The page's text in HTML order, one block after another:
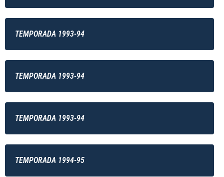
TEMPORADA 1993-94
TEMPORADA 1993-94
TEMPORADA 1993-94
TEMPORADA 1994-95